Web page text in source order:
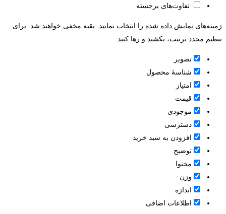
تفاوت‌های برجسته
زمینه‌های نمایش داده شده را انتخاب نمایید. بقیه مخفی خواهند شد. برای
تنظیم مجدد ترتیب، بکشید و رها کنید.
تصویر
شناسۀ محصول
امتیاز
قيمت
موجودی
دسترسی
افزودن به سبد خرید
توضیح
محتوا
وزن
اندازه
اطلاعات اضافی